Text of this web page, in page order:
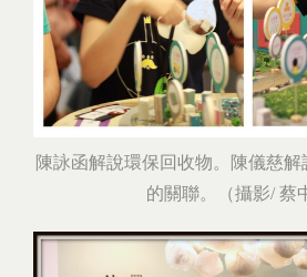
陳詠函解說環保回收物。陳儀慈
的關聯。（攝影/ 蔡